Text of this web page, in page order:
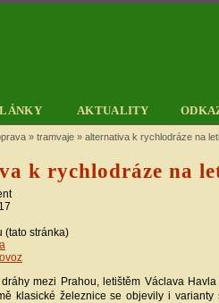
AKTUALITY
» tramvaje » alternativa k rychlodráze na
k rychlodráze na
(tato stránka)
mezi Prahou, letištěm Václava
klasické železnice se objevily i